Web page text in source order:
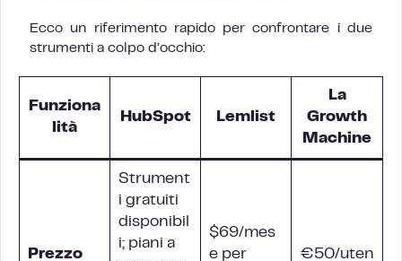
Ecco un riferimento rapido per confrontare i due
strumenti a colpo d’occhio:
Funziona
lità
HubSpot Lemlist
La
Growth
Machine
Prezzo
Strument
i gratuiti
disponibil
i; piani a
$69/mes
e per
€50/uten